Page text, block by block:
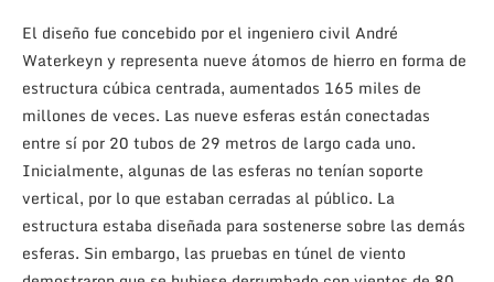
El diseño fue concebido por el ingeniero civil André
Waterkeyn y representa nueve átomos de hierro en forma de
estructura cúbica centrada, aumentados 165 miles de
millones de veces. Las nueve esferas están conectadas
entre sí por 20 tubos de 29 metros de largo cada uno.
Inicialmente, algunas de las esferas no tenían soporte
vertical, por lo que estaban cerradas al público. La
estructura estaba diseñada para sostenerse sobre las demás
esferas. Sin embargo, las pruebas en túnel de viento